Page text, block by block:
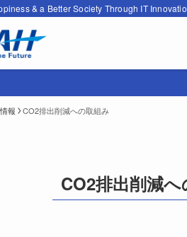
& a Better Society Through IT
報 CO2排出削減への取組み
CO2排出削減